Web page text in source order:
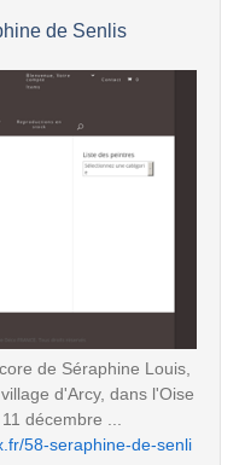
de Senlis
de Séraphine Louis,
d'Arcy, dans l'Oise
décembre ...
58-seraphine-de-senli